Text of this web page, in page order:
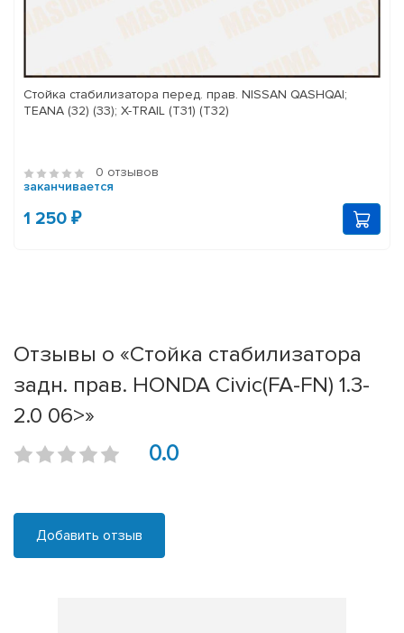
Стойка стабилизатора перед. прав. NISSAN QASHQAI;
TEANA (32) (33); X-TRAIL (T31) (T32)
0 отзывов
заканчивается
1 250 ₽
Отзывы о «Стойка стабилизатора
задн. прав. HONDA Civic(FA-FN) 1.3-
2.0 06>»
0.0
Добавить отзыв